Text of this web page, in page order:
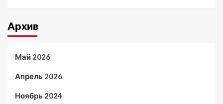
Архив
Май 2026
Апрель 2026
Ноябрь 2024